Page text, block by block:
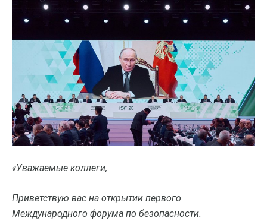
«Уважаемые коллеги,
Приветствую вас на открытии первого
Международного форума по безопасности.